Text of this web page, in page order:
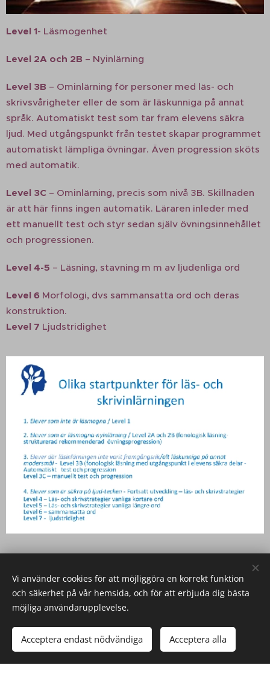
Level 1- Läsmogenhet
Level 2A och 2B – Nyinlärning
Level 3B – Ominlärning för personer med läs- och
skrivsvårigheter eller de som är läskunniga på annat
språk. Automatiskt test som tar fram elevens säkra
ljud. Med utgångspunkt från testet skapar programmet
automatiskt lämpliga övningar. Även progression sköts
med automatik.
Level 3C – Ominlärning, precis som nivå 3B. Skillnaden
är att här finns ingen automatik. Läraren inleder med
ett manuellt test och styr sedan själv övningsinnehållet
och progressionen.
Level 4-5 – Läsning, stavning m m av ljudenliga ord
Level 6 Morfologi, dvs sammansatta ord och deras
konstruktion.
Level 7 Ljudstridighet
Välkommen till vår hemsida där vi i samarbete med Lindblå Läs-
Trädet Web
Webnode
Vi använder cookies för att möjliggöra en korrekt funktion
och säkerhet på vår hemsida, och för att erbjuda dig bästa
möjliga användarupplevelse.
Acceptera endast nödvändiga Acceptera alla